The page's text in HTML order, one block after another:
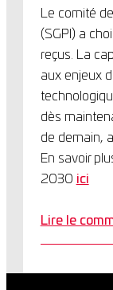
Le comité
(SGPI) a
reçus. La
aux enjeux
dès
de demain,
En savoir
2030 ici
Lire le